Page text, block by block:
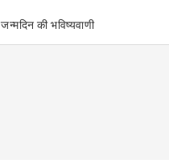
जन्मदिन की भविष्यवाणी